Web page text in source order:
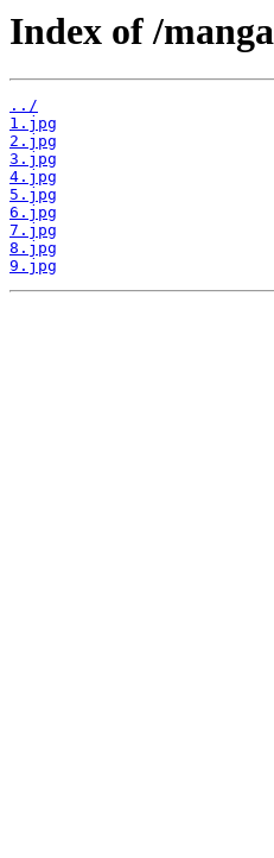
Index of /
../
1.jpg
2.jpg
3.jpg
4.jpg
5.jpg
6.jpg
7.jpg
8.jpg
9.jpg